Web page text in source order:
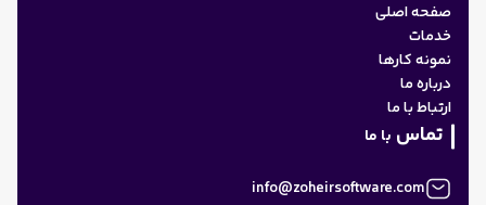
صفحه اصلی
خدمات
نمونه کارها
درباره ما
ارتباط با ما
تماس با ما
info@zoheirsoftware.com